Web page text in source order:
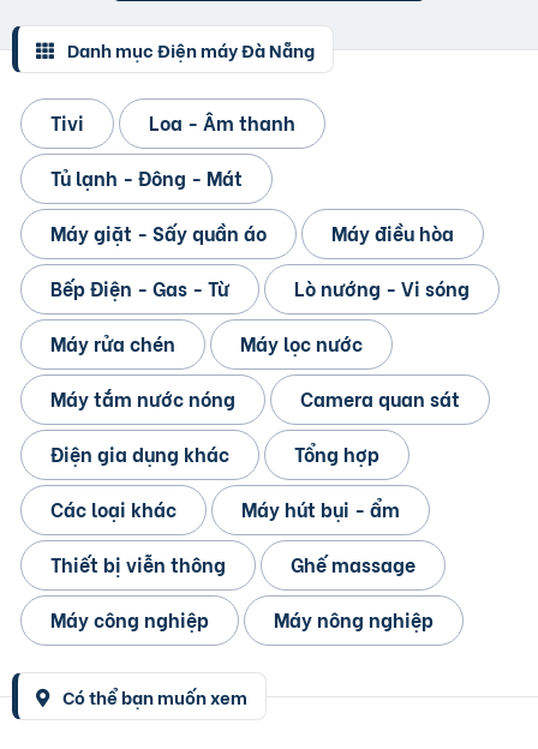
Danh mục Điện máy Đà Nẵng
Tivi
Loa - Âm thanh
Tủ lạnh - Đông - Mát
Máy giặt - Sấy quần áo
Máy điều hòa
Bếp Điện - Gas - Từ
Lò nướng - Vi sóng
Máy rửa chén
Máy lọc nước
Máy tắm nước nóng
Camera quan sát
Điện gia dụng khác
Tổng hợp
Các loại khác
Máy hút bụi - ẩm
Thiết bị viễn thông
Ghế massage
Máy công nghiệp
Máy nông nghiệp
Có thể bạn muốn xem